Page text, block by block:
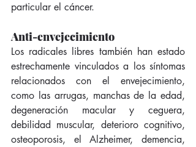
particular el cáncer.
Anti-envejecimiento
Los radicales libres también han estado
estrechamente vinculados a los síntomas
relacionados con el envejecimiento,
como las arrugas, manchas de la edad,
degeneración macular y ceguera,
debilidad muscular, deterioro cognitivo,
osteoporosis, el Alzheimer, demencia,